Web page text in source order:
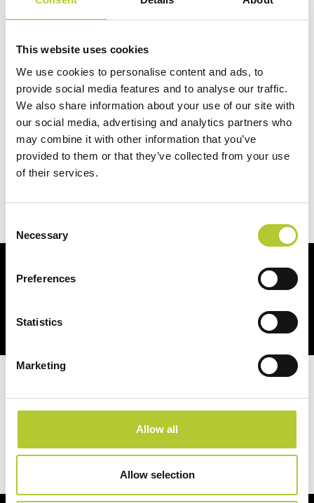
This website uses cookies
We use cookies to personalise content and ads, to
provide social media features and to analyse our traffic.
We also share information about your use of our site with
our social media, advertising and analytics partners who
may combine it with other information that you’ve
provided to them or that they’ve collected from your use
of their services.
Selection
Necessary
Preferences
Statistics
Marketing
Allow all
Allow selection
potrete ripensare la vostra casa e vederla finalmente sotto
Dal colore dei profili, lo spessore di questi, le maniglie e gli
accessori, fino ai sistemi di automazione: tutto potrà
essere personalizzato.
Scegli i tuoi nuoviinfissi Domale rinnova la tua casa.
Visita la sezione locator per trovare il
vieni a trovarci alloSpazio Domal.
Potresti essere interessato anche a
Hai un progetto in mente?